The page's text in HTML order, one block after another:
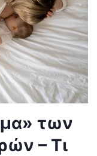
των
– Τι